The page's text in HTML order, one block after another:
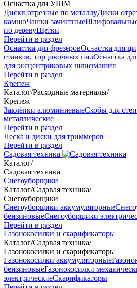
Оснастка для УШМ
Диски отрезные по металлуДиски
камнюЧашки зачистные
по деревуЩетки
Перейти в раздел
Оснастка для фрезеровОснастка для
станков, торцовочных пилОснастка
для эксцентриковых шлифмашин
Перейти в раздел
Крепеж
Каталог/Расходные материалы/
Крепеж
Заклёпки алюминиевыеСкобы для
металлические
Перейти в раздел
Леска и диски для триммеров
Перейти в раздел
Садовая техника
Каталог/
Садовая техника
Снегоуборщики
Каталог/Садовая техника/
Снегоуборщики
Снегоуборщики аккумуляторные
бензиновыеСнегоуборщики
Перейти в раздел
Газонокосилки и скарификаторы
Каталог/Садовая техника/
Газонокосилки и скарификаторы
Газонокосилки аккумуляторные
бензиновыеГазонокосилки
электрическиеСкарификаторы